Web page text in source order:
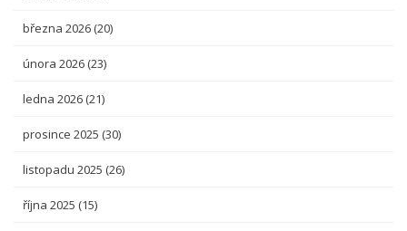
března 2026 (20)
února 2026 (23)
ledna 2026 (21)
prosince 2025 (30)
listopadu 2025 (26)
října 2025 (15)